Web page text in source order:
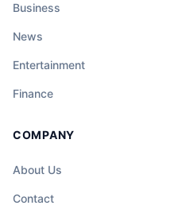
Business
News
Entertainment
Finance
COMPANY
About Us
Contact